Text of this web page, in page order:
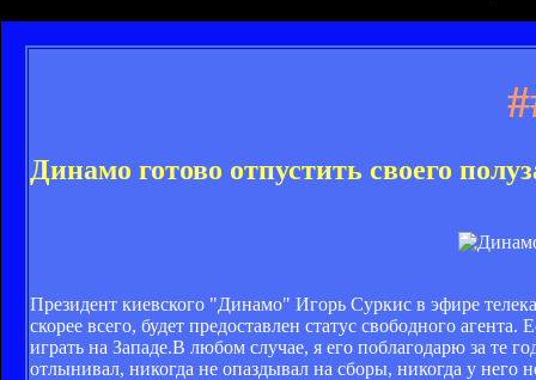
Динамо готово отпустить своего
Президент киевского "Динамо" Игорь Суркис в эфире
скорее всего, будет предоставлен статус свободного
играть на Западе.В любом случае, я его поблагодарю за те
отлынивал, никогда не опаздывал на сборы, никогда у